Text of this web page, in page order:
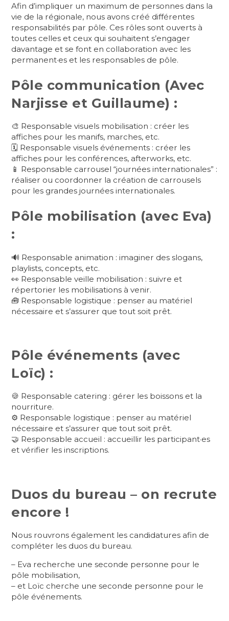
Afin d’impliquer un maximum de personnes dans la
vie de la régionale, nous avons créé différentes
responsabilités par pôle. Ces rôles sont ouverts à
toutes celles et ceux qui souhaitent s’engager
davantage et se font en collaboration avec les
permanent·es et les responsables de pôle.
Pôle communication (Avec
Narjisse et Guillaume) :
🎨 Responsable visuels mobilisation : créer les
affiches pour les manifs, marches, etc.
🗓️ Responsable visuels événements : créer les
affiches pour les conférences, afterworks, etc.
📱 Responsable carrousel “journées internationales” :
réaliser ou coordonner la création de carrousels
pour les grandes journées internationales.
Pôle mobilisation (avec Eva)
:
🔊 Responsable animation : imaginer des slogans,
playlists, concepts, etc.
👀 Responsable veille mobilisation : suivre et
répertorier les mobilisations à venir.
🧰 Responsable logistique : penser au matériel
nécessaire et s’assurer que tout soit prêt.
Pôle événements (avec
Loïc) :
🍪 Responsable catering : gérer les boissons et la
nourriture.
⚙️ Responsable logistique : penser au matériel
nécessaire et s’assurer que tout soit prêt.
🤝 Responsable accueil : accueillir les participant·es
et vérifier les inscriptions.
Duos du bureau – on recrute
encore !
Nous rouvrons également les candidatures afin de
compléter les duos du bureau.
– Eva recherche une seconde personne pour le
pôle mobilisation,
– et Loïc cherche une seconde personne pour le
pôle événements.